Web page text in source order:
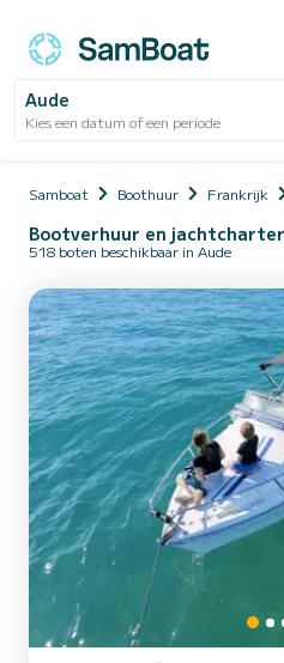
Aude
Kies een datum of een periode
Samboat Boothuur Frankrijk
Bootverhuur en
518 boten beschikbaar in Aude